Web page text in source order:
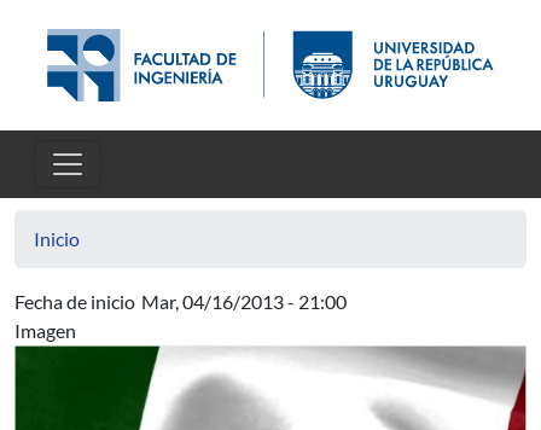
Inicio
Fecha de inicio Mar, 04/16/2013 - 21:00
Imagen